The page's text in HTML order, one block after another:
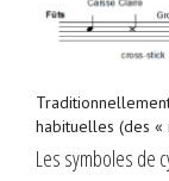
habituelles (des
Les symboles de